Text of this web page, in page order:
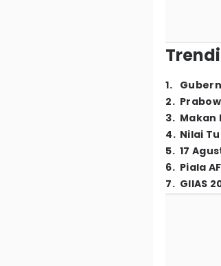
1.
2.
3. Makan
4. Nilai
5. 17
6. Piala
7. GIIAS